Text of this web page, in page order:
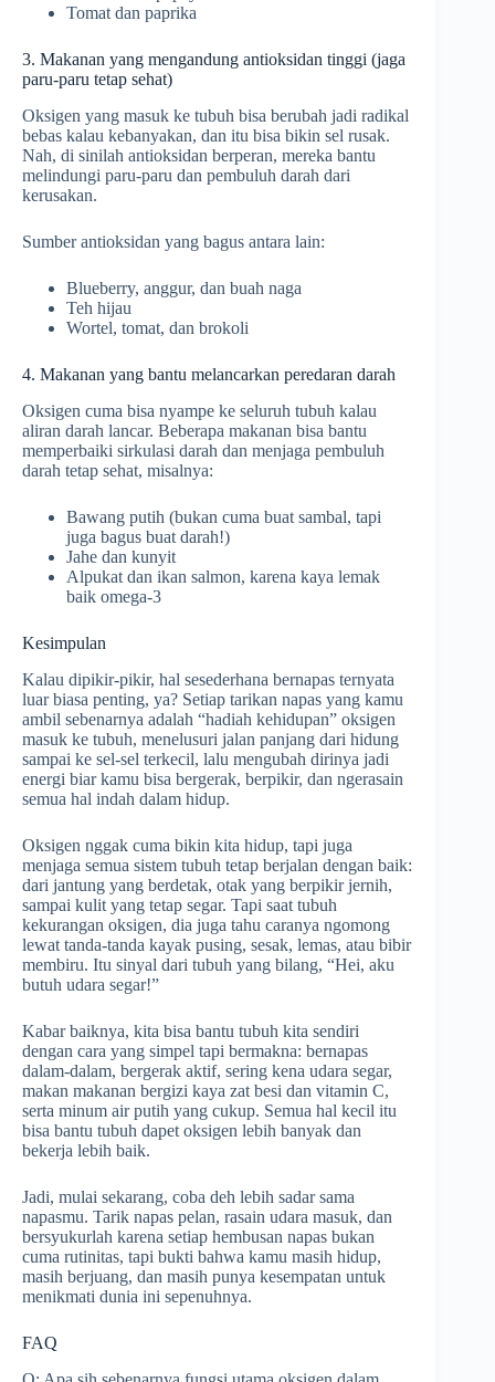
Tomat dan paprika
3. Makanan yang mengandung antioksidan tinggi (jaga
paru-paru tetap sehat)
Oksigen yang masuk ke tubuh bisa berubah jadi radikal
bebas kalau kebanyakan, dan itu bisa bikin sel rusak.
Nah, di sinilah antioksidan berperan, mereka bantu
melindungi paru-paru dan pembuluh darah dari
kerusakan.
Sumber antioksidan yang bagus antara lain:
Blueberry, anggur, dan buah naga
Teh hijau
Wortel, tomat, dan brokoli
4. Makanan yang bantu melancarkan peredaran darah
Oksigen cuma bisa nyampe ke seluruh tubuh kalau
aliran darah lancar. Beberapa makanan bisa bantu
memperbaiki sirkulasi darah dan menjaga pembuluh
darah tetap sehat, misalnya:
Bawang putih (bukan cuma buat sambal, tapi
juga bagus buat darah!)
Jahe dan kunyit
Alpukat dan ikan salmon, karena kaya lemak
baik omega-3
Kesimpulan
Kalau dipikir-pikir, hal sesederhana bernapas ternyata
luar biasa penting, ya? Setiap tarikan napas yang kamu
ambil sebenarnya adalah “hadiah kehidupan” oksigen
masuk ke tubuh, menelusuri jalan panjang dari hidung
sampai ke sel-sel terkecil, lalu mengubah dirinya jadi
energi biar kamu bisa bergerak, berpikir, dan ngerasain
semua hal indah dalam hidup.
Oksigen nggak cuma bikin kita hidup, tapi juga
menjaga semua sistem tubuh tetap berjalan dengan baik:
dari jantung yang berdetak, otak yang berpikir jernih,
sampai kulit yang tetap segar. Tapi saat tubuh
kekurangan oksigen, dia juga tahu caranya ngomong
lewat tanda-tanda kayak pusing, sesak, lemas, atau bibir
membiru. Itu sinyal dari tubuh yang bilang, “Hei, aku
butuh udara segar!”
Kabar baiknya, kita bisa bantu tubuh kita sendiri
dengan cara yang simpel tapi bermakna: bernapas
dalam-dalam, bergerak aktif, sering kena udara segar,
makan makanan bergizi kaya zat besi dan vitamin C,
serta minum air putih yang cukup. Semua hal kecil itu
bisa bantu tubuh dapet oksigen lebih banyak dan
bekerja lebih baik.
Jadi, mulai sekarang, coba deh lebih sadar sama
napasmu. Tarik napas pelan, rasain udara masuk, dan
bersyukurlah karena setiap hembusan napas bukan
cuma rutinitas, tapi bukti bahwa kamu masih hidup,
masih berjuang, dan masih punya kesempatan untuk
menikmati dunia ini sepenuhnya.
FAQ